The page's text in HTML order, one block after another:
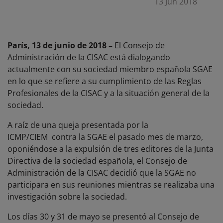
París, 13 de junio de 2018 – El Consejo de
Administración de la CISAC está dialogando
actualmente con su sociedad miembro española SGAE
en lo que se refiere a su cumplimiento de las Reglas
Profesionales de la CISAC y a la situación general de la
sociedad.
A raíz de una queja presentada por la
ICMP/CIEM contra la SGAE el pasado mes de marzo,
oponiéndose a la expulsión de tres editores de la Junta
Directiva de la sociedad española, el Consejo de
Administración de la CISAC decidió que la SGAE no
participara en sus reuniones mientras se realizaba una
investigación sobre la sociedad.
Los días 30 y 31 de mayo se presentó al Consejo de